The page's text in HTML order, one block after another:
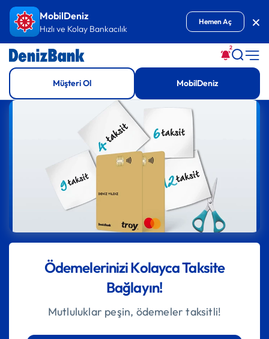
İçeriğe GitMobilDeniz
Hızlı ve Kolay Bankacılık
Hemen Aç
2
Müşteri Ol MobilDeniz
Ödemelerinizi Kolayca Taksite
Bağlayın!
Mutluluklar peşin, ödemeler taksitli!